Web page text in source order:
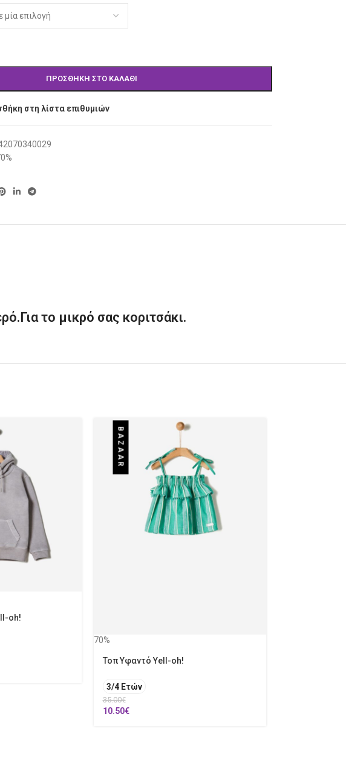
ΠΡΟΣΘΉΚΗ ΣΤΟ ΚΑΛΆΘΙ
στη λίστα επιθυμιών
το μικρό σας κοριτσάκι.
oh!
BAZAAR
70%
Τοπ Υφαντό Yell-oh!
3/4 Ετών
35.00€
10.50€